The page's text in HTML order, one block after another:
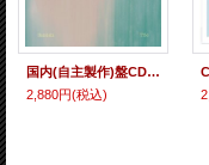
国内(自主製作)盤CD BANKSIA TRIO バンクシア・トリオ (須川 崇志、林 正樹、石若 駿) / THE GREAT NOON 奥深い哀愁浪漫溢れる耽美リリシズム傾向と甘さを排したハード・コアな辛口リアル・インプロ・アクションが急転的に交錯する和流ソリッド&ラジカル筋ピアノ・トリオの最尖端!
2,880円(税込)